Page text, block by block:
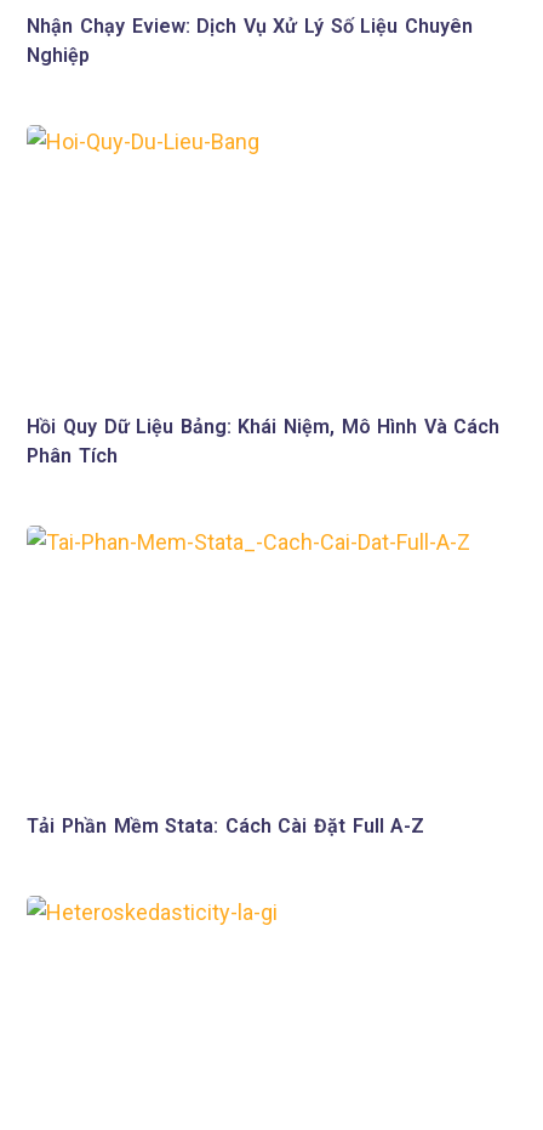
Nhận Chạy Eview: Dịch Vụ Xử Lý Số Liệu Chuyên
Nghiệp
Hồi Quy Dữ Liệu Bảng: Khái Niệm, Mô Hình Và Cách
Phân Tích
Tải Phần Mềm Stata: Cách Cài Đặt Full A-Z